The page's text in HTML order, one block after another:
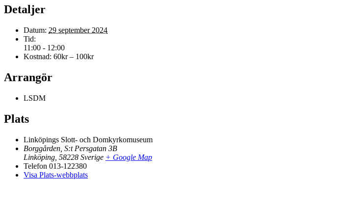
Detaljer
Datum: 29 september 2024
Tid:
11:00 - 12:00
Kostnad: 60kr – 100kr
Arrangör
LSDM
Plats
Linköpings Slott- och Domkyrkomuseum
Borggården, S:t Persgatan 3B
Linköping 58228 Sverige + Google Map
Telefon 013-122380
Visa Plats-webbplats